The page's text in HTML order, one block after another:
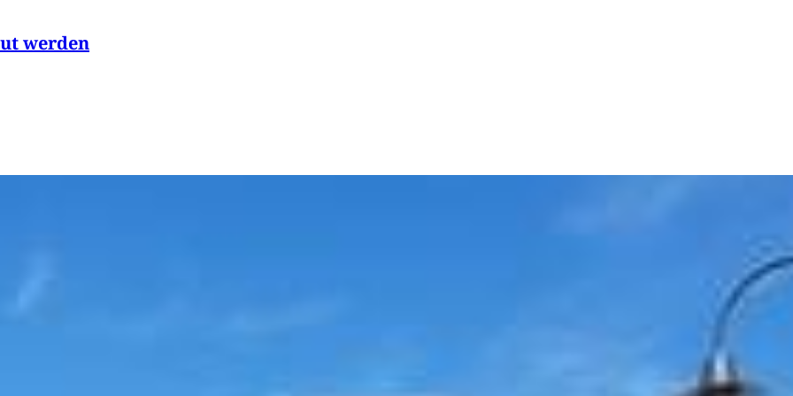
werden